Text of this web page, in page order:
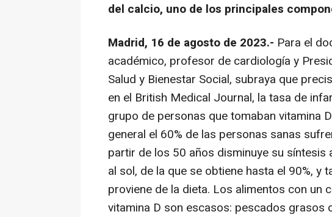
del calcio, uno de los principales
Madrid, 16 de agosto de 2023.- Para el
académico, profesor de cardiología y
Salud y Bienestar Social, subraya que
en el British Medical Journal, la tasa de
grupo de personas que tomaban vitamina
general el 60% de las personas sanas
partir de los 50 años disminuye su
al sol, de la que se obtiene hasta el 90%, y
proviene de la dieta. Los alimentos con un
vitamina D son escasos: pescados grasos